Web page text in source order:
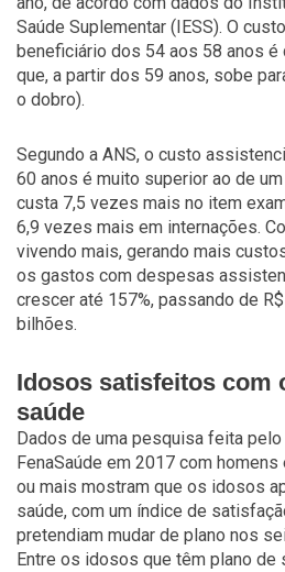
Saúde Suplementar (IESS). O
beneficiário dos 54 aos 58 anos é
que, a partir dos 59 anos, sobe
o dobro).
Segundo a ANS, o custo
60 anos é muito superior ao de
custa 7,5 vezes mais no item
6,9 vezes mais em internações.
vivendo mais, gerando mais
os gastos com despesas
crescer até 157%, passando de
bilhões.
Idosos satisfeitos com
saúde
Dados de uma pesquisa feita
FenaSaúde em 2017 com
ou mais mostram que os idosos
saúde, com um índice de
pretendiam mudar de plano nos
Entre os idosos que têm plano de